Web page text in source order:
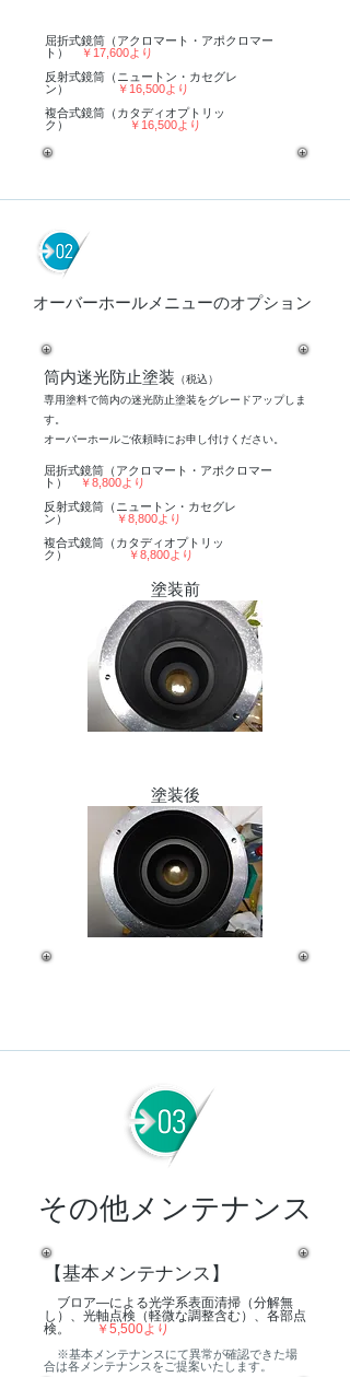
屈折式鏡筒（アクロマート・アポクロマー
ト）
￥17,600より
反射式鏡筒（ニュートン・カセグレ
ン）
￥16,500より
​複合式鏡筒（カタディオプトリッ
ク）
￥16,500より
オーバーホールメニューのオプション
​筒内迷光防止塗装 （税込）
専用塗料で筒内の迷光防止塗装をグレードアップしま
す。
​オーバーホールご依頼時にお申し付けください。
屈折式鏡筒（アクロマート・アポクロマー
ト）
￥8,800より
反射式鏡筒（ニュートン・カセグレ
ン）
￥8,800より
​複合式鏡筒（カタディオプトリッ
ク）
￥8,800より
​塗装前
​塗装後
その他メンテナンス
【基本メンテナンス】
ブロア―による光学系表面清掃（分解無
し）、光軸点検（軽微な調整含む）、各部点
検。
￥5,500より
※基本メンテナンスにて異常が確認できた場
合は各メンテナンスをご提案いたします。